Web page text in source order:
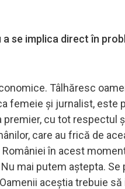
se implica direct în
Tâlhăresc
femeie și jurnalist, este
cu tot respectul
care au frică de
în acest
mai putem aștepta. Se
aceștia trebuie să